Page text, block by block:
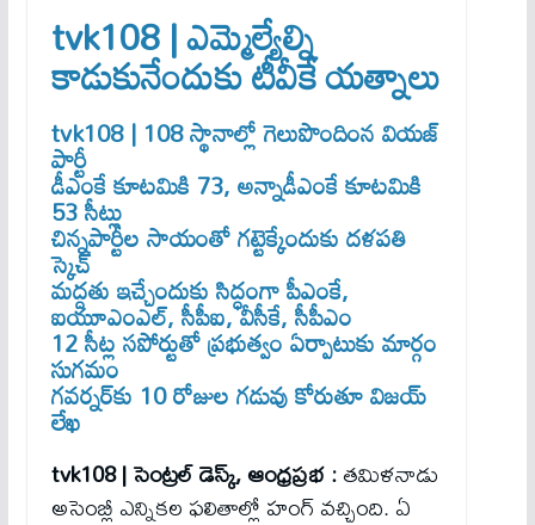
tvk108 | ఎమ్మెల్యేల్ని
కాడుకునేందుకు టీవీకే యత్నాలు
tvk108 | 108 స్థానాల్లో గెలుపొందింన వియ‌జ్
పార్టీ
డీఎంకే కూట‌మికి 73, అన్నాడీఎంకే కూట‌మికి
53 సీట్లు
చిన్న‌పార్టీల సాయంతో గ‌ట్టెక్కేందుకు ద‌ళ‌ప‌తి
స్కెచ్‌
మ‌ద్ద‌తు ఇచ్చేందుకు సిద్ధంగా పీఎంకే,
ఐయూఎంఎల్‌, సీపీఐ, వీసీకే, సీపీఎం
12 సీట్ల స‌పోర్టుతో ప్ర‌భుత్వం ఏర్పాటుకు మార్గం
సుగ‌మం
గ‌వ‌ర్న‌ర్‌కు 10 రోజుల గ‌డువు కోరుతూ విజ‌య్
లేఖ‌
tvk108 | సెంట్ర‌ల్ డెస్క్‌, ఆంధ్ర‌ప్ర‌భ :తమిళనాడు
అసెంబ్లీ ఎన్నికల ఫలితాల్లో హంగ్ వచ్చింది. ఏ